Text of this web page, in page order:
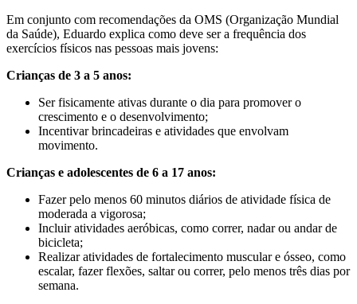
Em conjunto com recomendações da OMS (Organização Mundial
da Saúde), Eduardo explica como deve ser a frequência dos
exercícios físicos nas pessoas mais jovens:
Crianças de 3 a 5 anos:
Ser fisicamente ativas durante o dia para promover o
crescimento e o desenvolvimento;
Incentivar brincadeiras e atividades que envolvam
movimento.
Crianças e adolescentes de 6 a 17 anos:
Fazer pelo menos 60 minutos diários de atividade física de
moderada a vigorosa;
Incluir atividades aeróbicas, como correr, nadar ou andar de
bicicleta;
Realizar atividades de fortalecimento muscular e ósseo, como
escalar, fazer flexões, saltar ou correr, pelo menos três dias por
semana.